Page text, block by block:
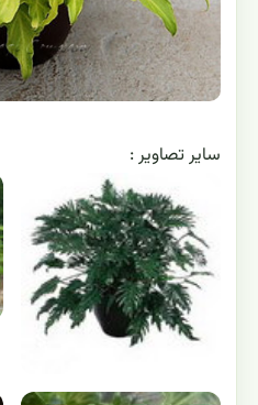
ساير تصاوير :